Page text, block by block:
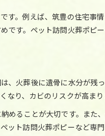
保つ筑豊流の保管スペース作り
に使える乾燥剤の選び方と注
はどこで手に入るかと実践方
家庭でできる置き場所の工夫
骨の湿気管理と乾燥剤の併用
す。例えば、筑豊の住宅事
す。ペット訪問火葬ポピ
、火葬後に遺骨に水分が残
り、カビのリスクが高まり
ることが大切です。また
ト訪問火葬ポピーなど専